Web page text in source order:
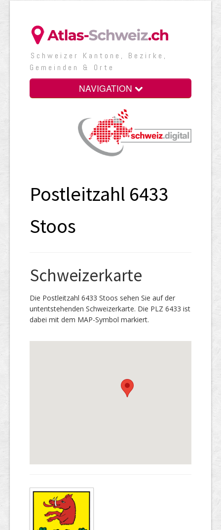
Schweizer Kantone, Bezirke,
Gemeinden & Orte
NAVIGATION
Postleitzahl 6433
Stoos
Schweizerkarte
Die Postleitzahl 6433 Stoos sehen Sie auf der
untentstehenden Schweizerkarte. Die PLZ 6433 ist
dabei mit dem MAP-Symbol markiert.